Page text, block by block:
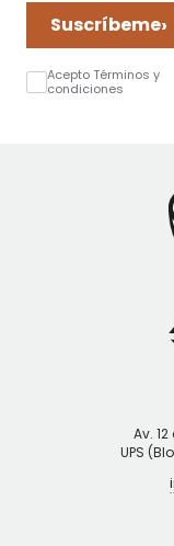
Suscríbeme›
Acepto Términos y
condiciones
Av.
UPS